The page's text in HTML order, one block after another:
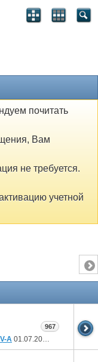
почитать
Вам
не требуется.
учетной
A 01.07.2026
967